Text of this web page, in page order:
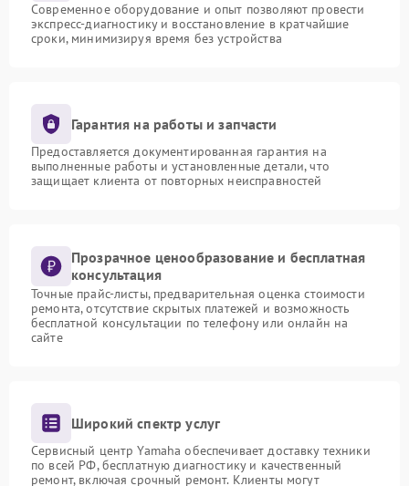
Современное оборудование и опыт позволяют провести
экспресс-диагностику и восстановление в кратчайшие
сроки, минимизируя время без устройства
Гарантия на работы и запчасти
Предоставляется документированная гарантия на
выполненные работы и установленные детали, что
защищает клиента от повторных неисправностей
Прозрачное ценообразование и бесплатная
консультация
Точные прайс-листы, предварительная оценка стоимости
ремонта, отсутствие скрытых платежей и возможность
бесплатной консультации по телефону или онлайн на
сайте
Широкий спектр услуг
Сервисный центр Yamaha обеспечивает доставку техники
по всей РФ, бесплатную диагностику и качественный
ремонт, включая срочный ремонт. Клиенты могут